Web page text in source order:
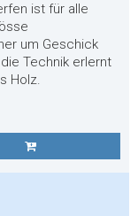
ist für alle
um Geschick
Technik erlernt
Holz.